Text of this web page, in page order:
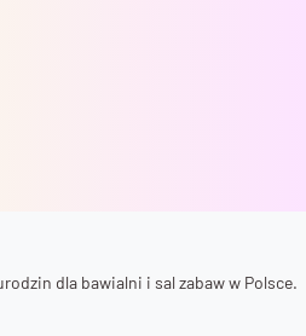
dla bawialni i sal zabaw w Polsce.